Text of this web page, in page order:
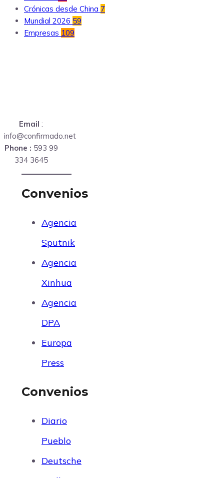
Crónicas desde China 7
Mundial 2026 59
Empresas 109
Email :
info@confirmado.net
Phone : 593 99
334 3645
Convenios
Agencia
Sputnik
Agencia
Xinhua
Agencia
DPA
Europa
Press
Convenios
Diario
Pueblo
Deutsche